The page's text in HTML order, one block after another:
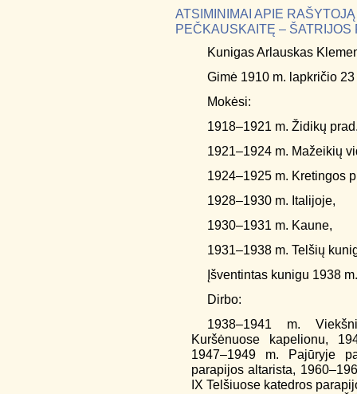
ATSIMINIMAI APIE
PEČKAUSKAITĘ – ŠATRIJOS
Kunigas Arlauskas
Gimė 1910 m. lapkričio
Mokėsi:
1918–1921 m. Židikų
1921–1924 m. Mažeikių
1924–1925 m. Kretingos
1928–1930 m. Italijoje,
1930–1931 m. Kaune,
1931–1938 m. Telšių
Įšventintas kunigu 1938
Dirbo:
1938–1941 m.
Kuršėnuose kapelionu,
1947–1949 m. Pajūryje
parapijos altarista,
IX Telšiuose katedros